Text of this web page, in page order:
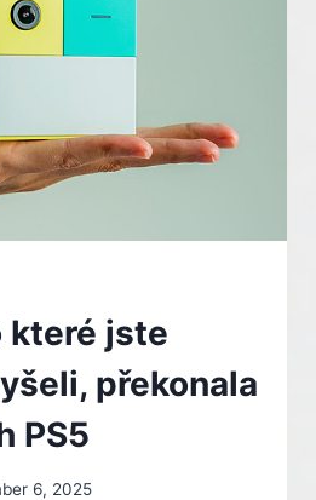
které jste
překonala
PS5
6, 2025